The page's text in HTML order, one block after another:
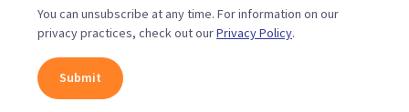
You can unsubscribe at any time. For information on our
privacy practices, check out ourPrivacy Policy.